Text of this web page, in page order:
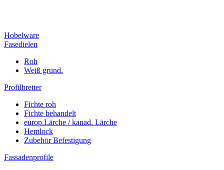
Hobelware
Fasedielen
Roh
Weiß grund.
Profilbretter
Fichte roh
Fichte behandelt
europ.Lärche / kanad. Lärche
Hemlock
Zubehör Befestigung
Fassadenprofile